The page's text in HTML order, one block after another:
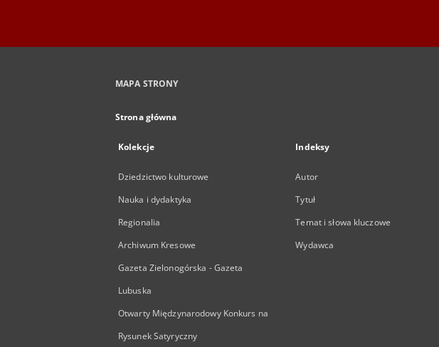
MAPA STRONY
Strona główna
Kolekcje
Dziedzictwo kulturowe
Nauka i dydaktyka
Regionalia
Archiwum Kresowe
Gazeta Zielonogórska - Gazeta
Lubuska
Otwarty Międzynarodowy Konkurs na
Rysunek Satyryczny
Indeksy
Autor
Tytuł
Temat i słowa kluczowe
Wydawca